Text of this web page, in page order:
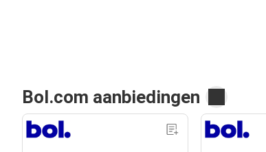
Bol.com aanbiedingen